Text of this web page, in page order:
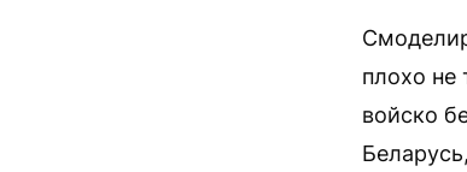
плохо не
войско